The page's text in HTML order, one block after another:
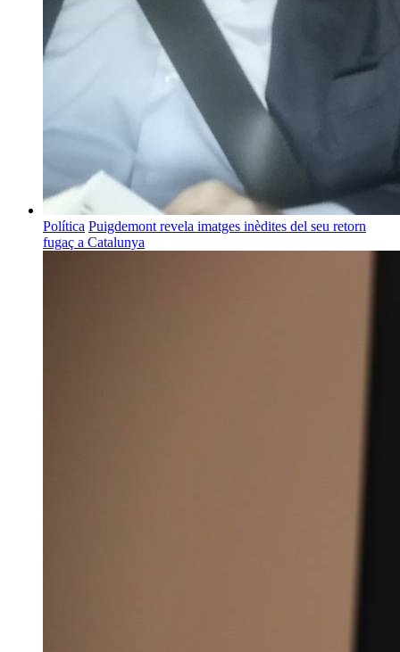
Política Puigdemont revela imatges inèdites del seu retorn
fugaç a Catalunya